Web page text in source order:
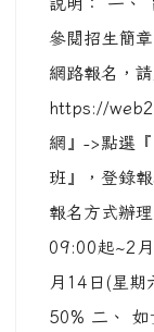
說明： 一、
參閱招生簡
網路報名，
https://
網』->點選
班』，登錄
報名方式辦
09:00起~2
月14日(星期
50% 二、